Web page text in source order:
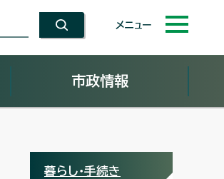
メニュー
市政情報
暮らし・手続き